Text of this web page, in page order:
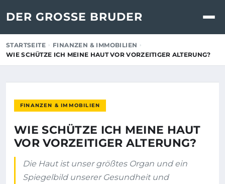
DER GROSSE BRUDER
STARTSEITE
FINANZEN & IMMOBILIEN
WIE SCHÜTZE ICH MEINE HAUT VOR VORZEITIGER ALTERUNG?
FINANZEN & IMMOBILIEN
WIE SCHÜTZE ICH MEINE HAUT
VOR VORZEITIGER ALTERUNG?
Die Haut ist unser größtes Organ und ein
Spiegelbild unserer Gesundheit und